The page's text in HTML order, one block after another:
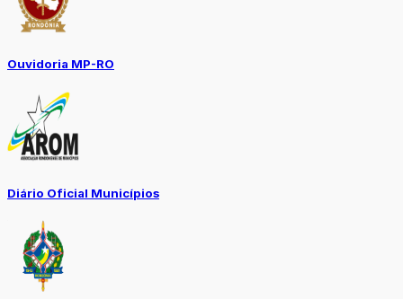
Ouvidoria MP-RO
Diário Oficial Municípios